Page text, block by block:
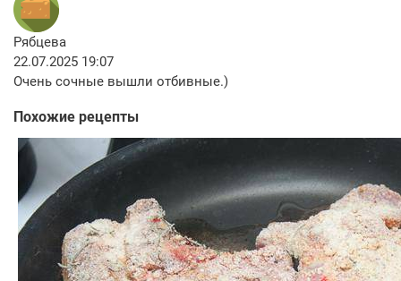
Рябцева
22.07.2025 19:07
Очень сочные вышли отбивные.)
Похожие рецепты